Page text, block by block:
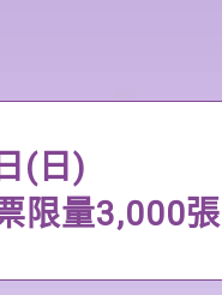
(日)
限量3,000張